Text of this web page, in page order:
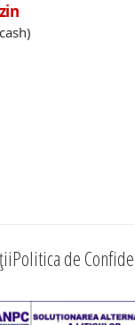
Politica de